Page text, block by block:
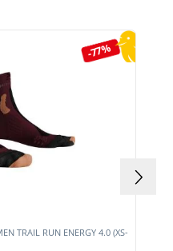
-77%
TRAIL RUN ENERGY 4.0 (XS-